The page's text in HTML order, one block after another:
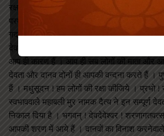
रक्षा करेंगे । भगवान श्रीकृष्ण कहते हैं : युधिष्ठिर !
परम बुद्धिमान देवराज इन्द्र सम्पूर्ण देवताओं के साथ
गदाधर सो रहे थे । इन्द्र ने हाथ जोड़कर उनकी
देवदेवेश्वर ! आपको नमस्कार है ! देव ! आप ही पति,
आप ही कारण हैं । आप ही सब लोगों की माता और
देवता और दानव दोनों ही आपकी वन्दना करते हैं ।
हैं । मधुसूदन ! हम लोगों की रक्षा कीजिये । प्रभो
स्वभाववाले महाबली मुर नामक दैत्य ने इन सम्पूर्ण
निकाल दिया है । भगवन् ! देवदेवेश्वर !
आपकी शरण में आये हैं । दानवों का विनाश